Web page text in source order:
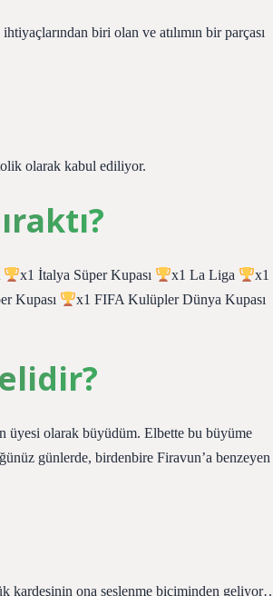
biri olan ve atılımın bir parçası
olarak kabul ediliyor.
x1 İtalya Süper Kupası x1 La Liga
x1
Kupası
x1 FIFA Kulüpler Dünya Kupası
üyesi olarak büyüdüm. Elbette bu büyüme
günlerde, birdenbire Firavun’a benzeyen
kardeşinin ona seslenme biçiminden